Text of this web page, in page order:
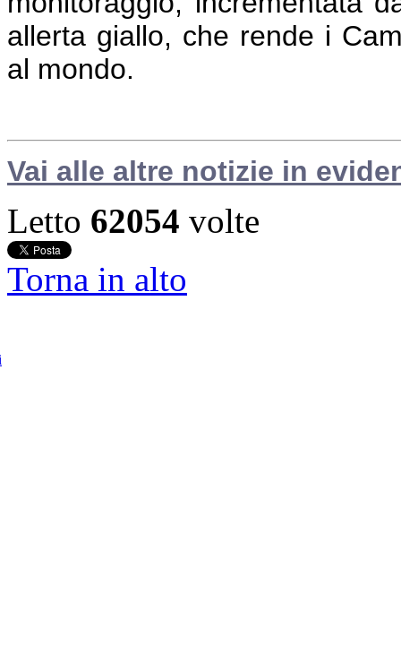
allerta giallo, che rende i
al mondo.
Vai alle altre notizie in
Letto 62054 volte
Torna in alto